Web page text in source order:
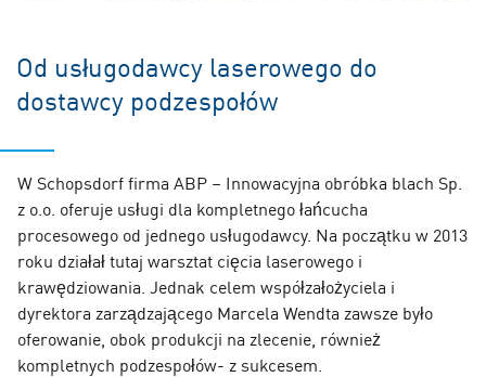
Od usługodawcy laserowego do
dostawcy podzespołów
W Schopsdorf firma ABP – Innowacyjna obróbka blach Sp.
z o.o. oferuje usługi dla kompletnego łańcucha
procesowego od jednego usługodawcy. Na początku w 2013
roku działał tutaj warsztat cięcia laserowego i
krawędziowania. Jednak celem współzałożyciela i
dyrektora zarządzającego Marcela Wendta zawsze było
oferowanie, obok produkcji na zlecenie, również
kompletnych podzespołów- z sukcesem.